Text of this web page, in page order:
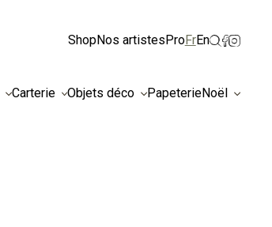
ShopNos artistesProFrEn
Carterie Objets déco PapeterieNoël